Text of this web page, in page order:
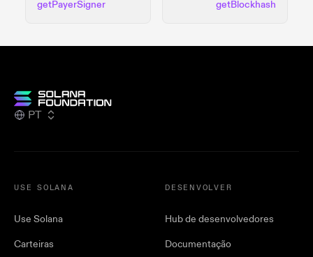
getPayerSigner
getBlockhash
PT
USE SOLANA
Use Solana
Carteiras
DESENVOLVER
Hub de desenvolvedores
Documentação